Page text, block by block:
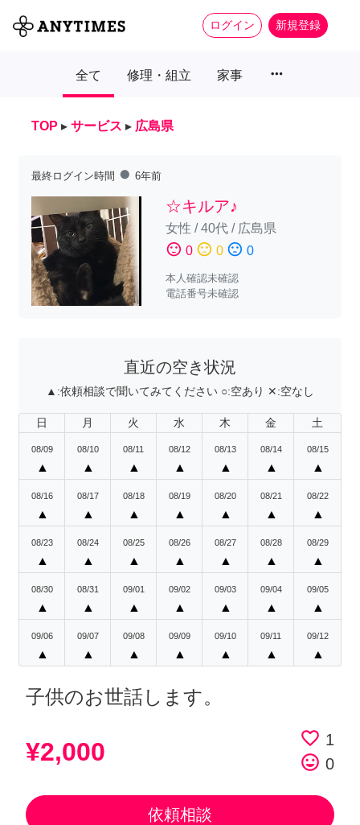
ログイン 新規登録
全て 修理・組立 家事 more_horiz
TOP ▸ サービス ▸ 広島県
最終ログイン時間 fiber_manual_record 6年前
☆キルア♪
女性 /40代/ 広島県
sentiment_satisfied 0 sentiment_neutral 0 sentiment_dissatisfied 0
本人確認未確認
電話番号未確認
直近の空き状況
▲:依頼相談で聞いてみてください ○:空あり ✕:空なし
日 月 火 水 木 金 土
08/09
▲
08/10
▲
08/11
▲
08/12
▲
08/13
▲
08/14
▲
08/15
▲
08/16
▲
08/17
▲
08/18
▲
08/19
▲
08/20
▲
08/21
▲
08/22
▲
08/23
▲
08/24
▲
08/25
▲
08/26
▲
08/27
▲
08/28
▲
08/29
▲
08/30
▲
08/31
▲
09/01
▲
09/02
▲
09/03
▲
09/04
▲
09/05
▲
09/06
▲
09/07
▲
09/08
▲
09/09
▲
09/10
▲
09/11
▲
09/12
▲
子供のお世話します。
¥2,000 favorite_border 1
tag_faces 0
依頼相談